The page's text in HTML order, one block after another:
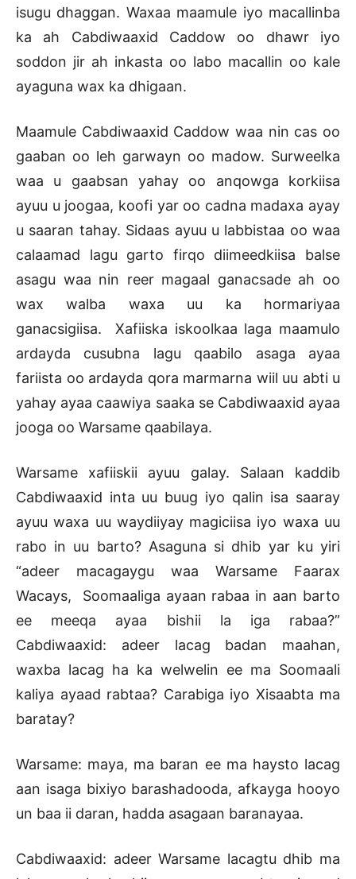
isugu dhaggan. Waxaa maamule iyo macallinba
ka ah Cabdiwaaxid Caddow oo dhawr iyo
soddon jir ah inkasta oo labo macallin oo kale
ayaguna wax ka dhigaan.
Maamule Cabdiwaaxid Caddow waa nin cas oo
gaaban oo leh garwayn oo madow. Surweelka
waa u gaabsan yahay oo anqowga korkiisa
ayuu u joogaa, koofi yar oo cadna madaxa ayay
u saaran tahay. Sidaas ayuu u labbistaa oo waa
calaamad lagu garto firqo diimeedkiisa balse
asagu waa nin reer magaal ganacsade ah oo
wax walba waxa uu ka hormariyaa
ganacsigiisa. Xafiiska iskoolkaa laga maamulo
ardayda cusubna lagu qaabilo asaga ayaa
fariista oo ardayda qora marmarna wiil uu abti u
yahay ayaa caawiya saaka se Cabdiwaaxid ayaa
jooga oo Warsame qaabilaya.
Warsame xafiiskii ayuu galay. Salaan kaddib
Cabdiwaaxid inta uu buug iyo qalin isa saaray
ayuu waxa uu waydiiyay magiciisa iyo waxa uu
rabo in uu barto? Asaguna si dhib yar ku yiri
“adeer macagaygu waa Warsame Faarax
Wacays, Soomaaliga ayaan rabaa in aan barto
ee meeqa ayaa bishii la iga rabaa?”
Cabdiwaaxid: adeer lacag badan maahan,
waxba lacag ha ka welwelin ee ma Soomaali
kaliya ayaad rabtaa? Carabiga iyo Xisaabta ma
baratay?
Warsame: maya, ma baran ee ma haysto lacag
aan isaga bixiyo barashadooda, afkayga hooyo
un baa ii daran, hadda asagaan baranayaa.
Cabdiwaaxid: adeer Warsame lacagtu dhib ma